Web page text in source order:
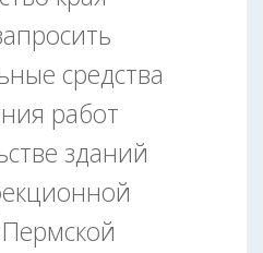
средства
работ
зданий